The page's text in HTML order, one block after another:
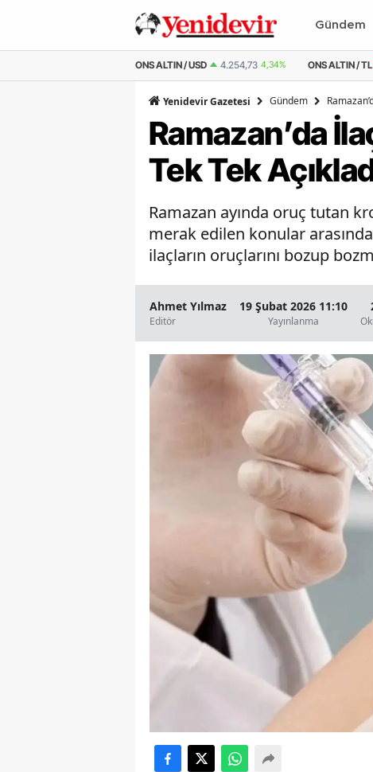
Gündem
ONS ALTIN / USD 4.254,73 4,34% ONS ALTIN / TL
Yenidevir Gazetesi Gündem
Ramazan’da
Tek Tek
Ramazan ayında oruç tutan
merak edilen konular
ilaçların oruçlarını bozup
Ahmet Yılmaz
Editör
19 Şubat 2026 11:10
Yayınlanma